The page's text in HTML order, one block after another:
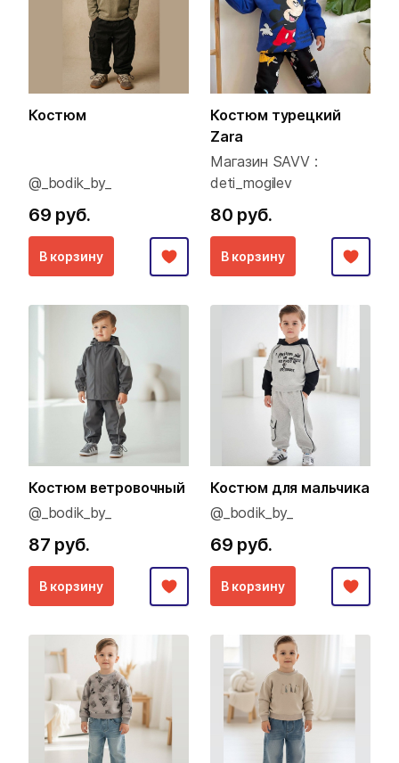
Костюм
@_bodik_by_
69 руб.
В корзину
Костюм турецкий
Zara
Магазин SAVV :
deti_mogilev
80 руб.
В корзину
Костюм ветровочный
@_bodik_by_
87 руб.
В корзину
Костюм для мальчика
@_bodik_by_
69 руб.
В корзину